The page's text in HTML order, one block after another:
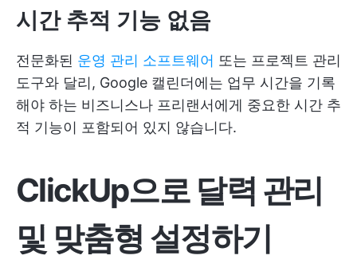
시간 추적 기능 없음
전문화된 운영 관리 소프트웨어 또는 프로젝트 관리
도구와 달리, Google 캘린더에는 업무 시간을 기록
해야 하는 비즈니스나 프리랜서에게 중요한 시간 추
적 기능이 포함되어 있지 않습니다.
ClickUp으로 달력 관리
및 맞춤형 설정하기